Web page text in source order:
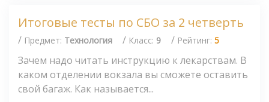
Итоговые тесты по СБО за 2 четверть
/ Предмет: Технология / Класс: 9 / Рейтинг: 5
Зачем надо читать инструкцию к лекарствам. В
каком отделении вокзала вы сможете оставить
свой багаж. Как называется...